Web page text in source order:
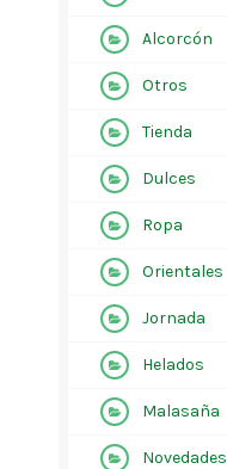
Alcorcón
Otros
Tienda
Dulces
Ropa
Orientales
Jornada
Helados
Malasaña
Novedades